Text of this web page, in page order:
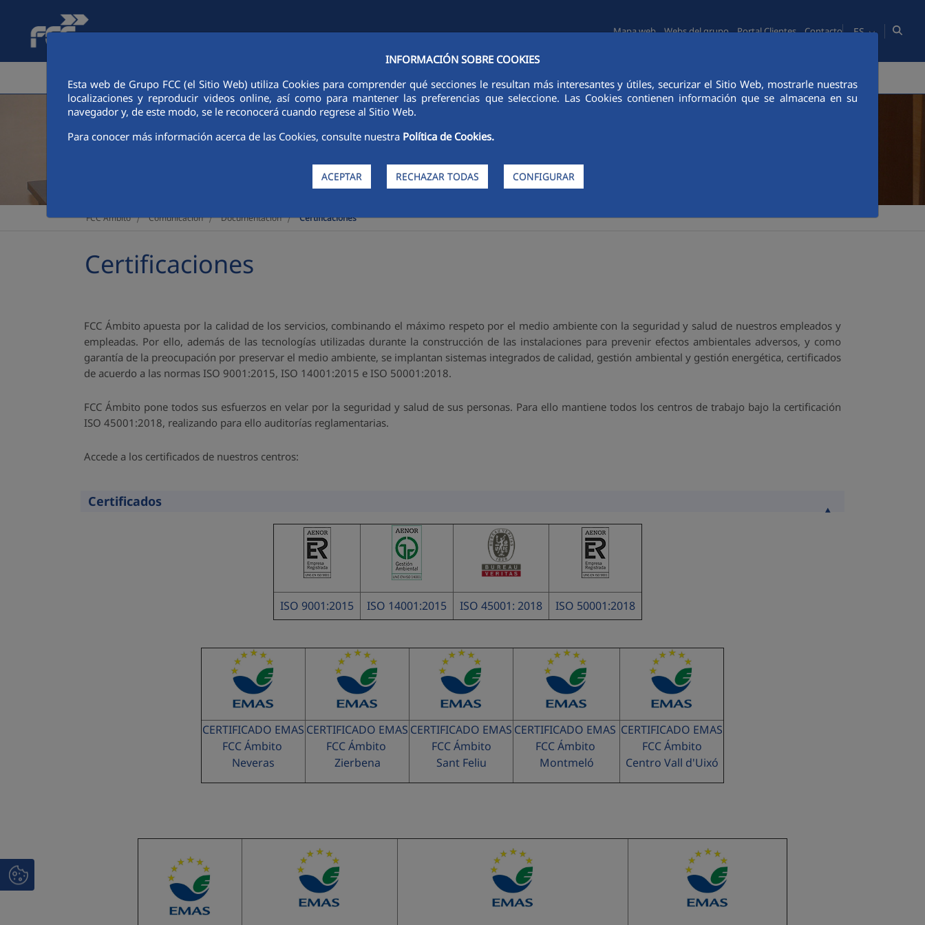
Saltar al contenido principal
INFORMACIÓN SOBRE COOKIES
Esta web de Grupo FCC (el Sitio Web) utiliza Cookies para comprender qué secciones le resultan más interesantes y útiles, securizar el Sitio Web, mostrarle nuestras
localizaciones y reproducir videos online, así como para mantener las preferencias que seleccione. Las Cookies contienen información que se almacena en su
navegador y, de este modo, se le reconocerá cuando regrese al Sitio Web.
Para conocer más información acerca de las Cookies, consulte nuestra Política de Cookies.
ACEPTAR RECHAZAR TODAS CONFIGURAR
Mapa web Webs del grupo Portal Clientes Contacto ES
ÁREA CORPORATIVA SERVICIOS INFORMACIÓN FINANCIERA SOSTENIBILIDAD PERSONAS INNOVACIÓN COMUNICACIÓN PORTAL CLIENTES CANAL ÉTICO
FCC Ámbito >Comunicación >Documentación >Certificaciones
Certificaciones
FCC Ámbito apuesta por la calidad de los servicios, combinando el máximo respeto por el medio ambiente con la seguridad y salud de nuestros empleados y
empleadas. Por ello, además de las tecnologías utilizadas durante la construcción de las instalaciones para prevenir efectos ambientales adversos, y como
garantía de la preocupación por preservar el medio ambiente, se implantan sistemas integrados de calidad, gestión ambiental y gestión energética, certificados
de acuerdo a las normas ISO 9001:2015, ISO 14001:2015 e ISO 50001:2018.
FCC Ámbito pone todos sus esfuerzos en velar por la seguridad y salud de sus personas. Para ello mantiene todos los centros de trabajo bajo la certificación
ISO 45001:2018, realizando para ello auditorías reglamentarias.
Accede a los certificados de nuestros centros:
Certificados
ISO 9001:2015 ISO 14001:2015 ISO 45001: 2018 ISO 50001:2018
CERTIFICADO EMAS
FCC Ámbito
Neveras
CERTIFICADO EMAS
FCC Ámbito
Zierbena
CERTIFICADO EMAS
FCC Ámbito
Sant Feliu
CERTIFICADO EMAS
FCC Ámbito
Montmeló
CERTIFICADO EMAS
FCC Ámbito
Centro Vall d'Uixó